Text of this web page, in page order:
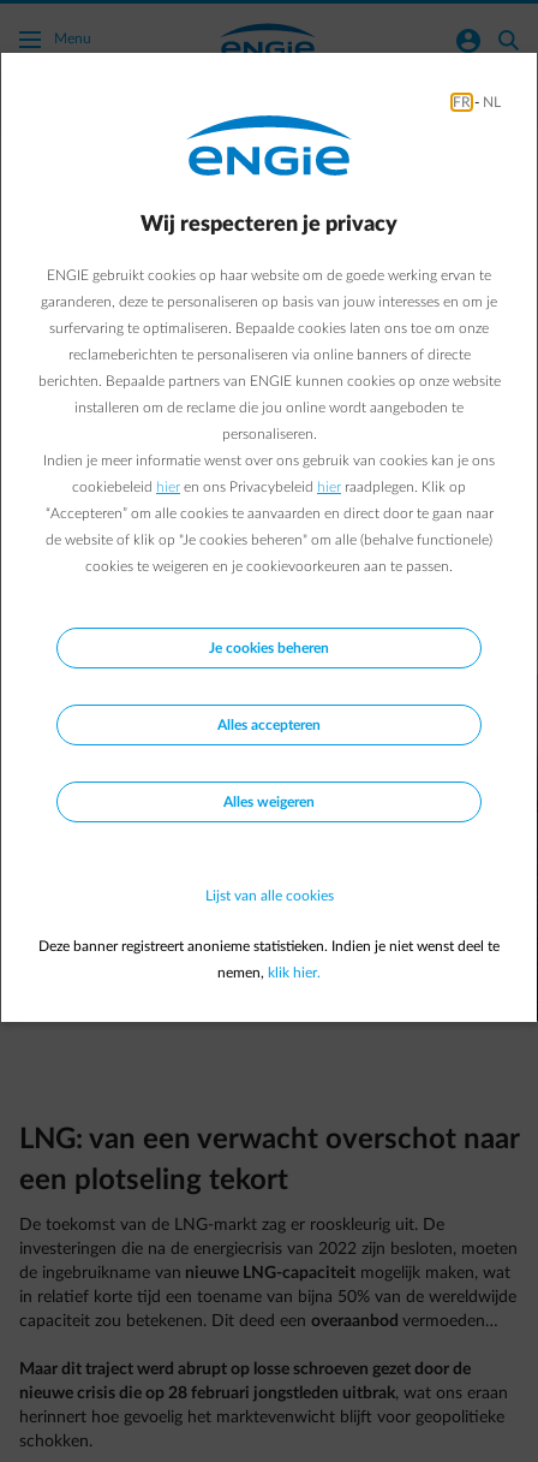
Ga naar de hoofdinhoud
Menu normal-account-circle search
Energy Market
Van LNG-overschot naar
onzekerheid: de impact
van het Midden-Oosten
op de energiemarkten
Nu ons webinar van 19 juni nadert, staat één ding vast: hoe
de situatie zich tot dan ook ontwikkelt, het zal onmogelijk
zijn om daar niet te spreken over het conflict in het
Midden-Oosten en de gevolgen daarvan voor de
Damien G. 19/05/2026|
LNG: van een verwacht overschot naar
een plotseling tekort
De toekomst van de LNG-markt zag er rooskleurig uit. De
investeringen die na de energiecrisis van 2022 zijn besloten, moeten
de ingebruikname van nieuwe LNG-capaciteit mogelijk maken, wat
in relatief korte tijd een toename van bijna 50% van de wereldwijde
capaciteit zou betekenen. Dit deed een overaanbod vermoeden…
Maar dit traject werd abrupt op losse schroeven gezet door de
nieuwe crisis die op 28 februari jongstleden uitbrak, wat ons eraan
herinnert hoe gevoelig het marktevenwicht blijft voor geopolitieke
schokken.
FR - NL
Wij respecteren je privacy
ENGIE gebruikt cookies op haar website om de goede werking ervan te
garanderen, deze te personaliseren op basis van jouw interesses en om je
surfervaring te optimaliseren. Bepaalde cookies laten ons toe om onze
reclameberichten te personaliseren via online banners of directe
berichten. Bepaalde partners van ENGIE kunnen cookies op onze website
installeren om de reclame die jou online wordt aangeboden te
personaliseren.
Indien je meer informatie wenst over ons gebruik van cookies kan je ons
cookiebeleid hier en ons Privacybeleid hier raadplegen. Klik op
“Accepteren” om alle cookies te aanvaarden en direct door te gaan naar
de website of klik op "Je cookies beheren" om alle (behalve functionele)
cookies te weigeren en je cookievoorkeuren aan te passen.
Je cookies beheren
Alles accepteren
Alles weigeren
Lijst van alle cookies
Deze banner registreert anonieme statistieken. Indien je niet wenst deel te
nemen, klik hier.